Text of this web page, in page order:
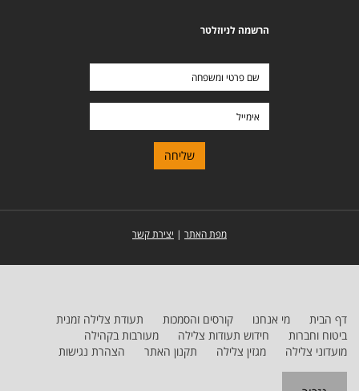
הרשמה לניוזלטר
מפת האתר | יצירת קשר
דף הבית מי אנחנו קורסים והסמכות
תעודת צלילה זמנית
ביטוח וחברות
חידוש תעודות צלילה
מעורבות בקהילה
מועדוני צלילה
מגזין צלילה תקנון האתר הצהרת נגישות